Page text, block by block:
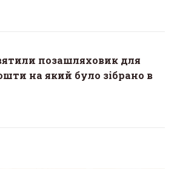
позашляховик для
на який було зібрано в